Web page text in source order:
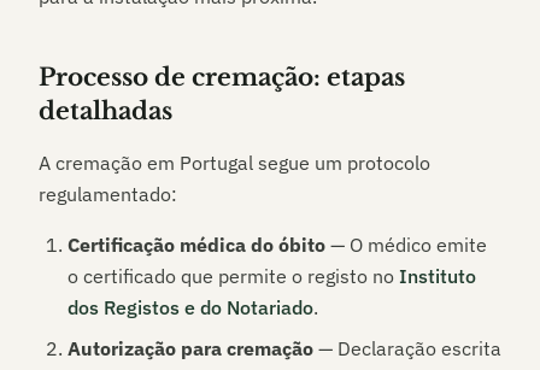
Processo de cremação: etapas
detalhadas
A cremação em Portugal segue um protocolo
regulamentado:
Certificação médica do óbito — O médico emite
o certificado que permite o registo no Instituto
dos Registos e do Notariado.
Autorização para cremação — Declaração escrita